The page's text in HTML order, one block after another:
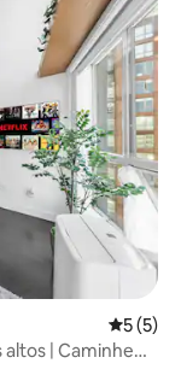
5 de
5 (5)
| Caminhe